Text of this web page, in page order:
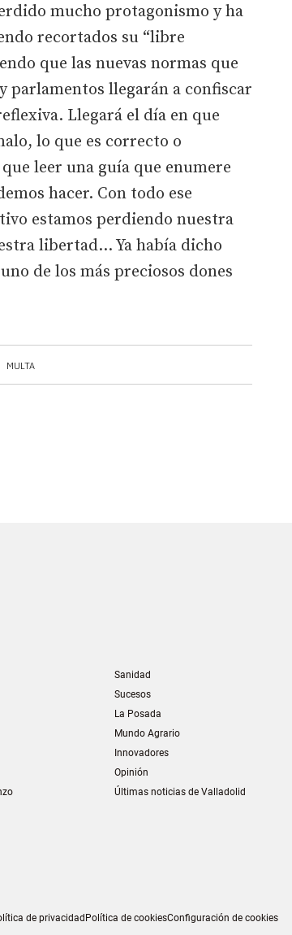
MULTA
mucho protagonismo y ha
recortados su “libre
que las nuevas normas que
parlamentos llegarán a confiscar
Llegará el día en que
lo que es correcto o
leer una guía que enumere
hacer. Con todo ese
estamos perdiendo nuestra
libertad… Ya había dicho
de los más preciosos dones
Sanidad
Sucesos
La Posada
Mundo Agrario
Innovadores
Opinión
Últimas noticias de Valladolid
de privacidad Política de cookiesConfiguración de cookies